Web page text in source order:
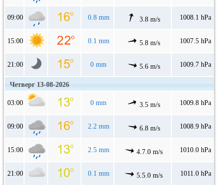
09:00 0.8 mm 3.8 m/s 1008.1 hPa
15:00 0.1 mm 5.8 m/s 1007.5 hPa
21:00 0 mm 5.6 m/s 1009.7 hPa
Четверг 13-08-2026
03:00 0 mm 3.5 m/s 1009.8 hPa
09:00 2.2 mm 6.8 m/s 1008.9 hPa
15:00 2.5 mm 4.7.0 m/s 1010.0 hPa
21:00 0.1 mm 5.5.0 m/s 1011.0 hPa